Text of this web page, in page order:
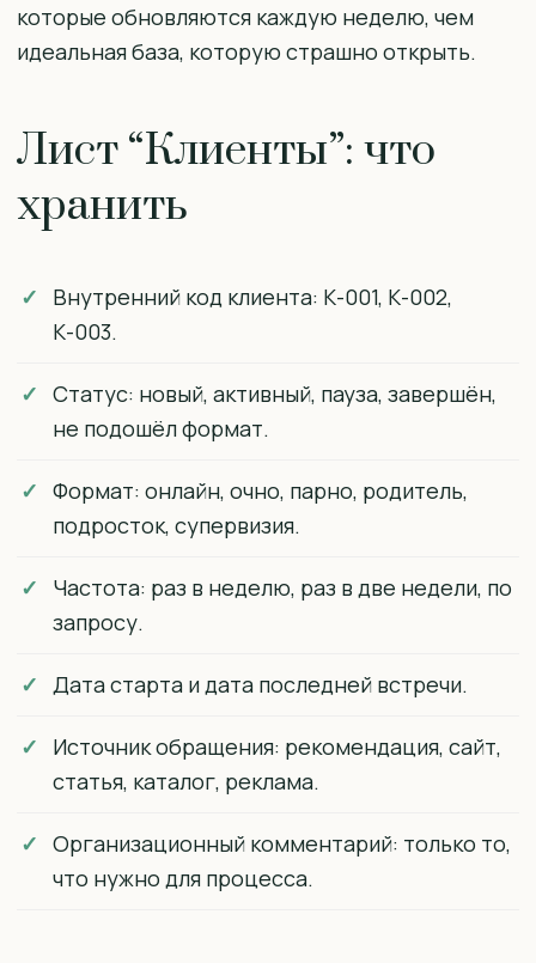
которые обновляются каждую неделю, чем
идеальная база, которую страшно открыть.
Лист “Клиенты”: что
хранить
Внутренний код клиента: К-001, К-002,
К-003.
Статус: новый, активный, пауза, завершён,
не подошёл формат.
Формат: онлайн, очно, парно, родитель,
подросток, супервизия.
Частота: раз в неделю, раз в две недели, по
запросу.
Дата старта и дата последней встречи.
Источник обращения: рекомендация, сайт,
статья, каталог, реклама.
Организационный комментарий: только то,
что нужно для процесса.